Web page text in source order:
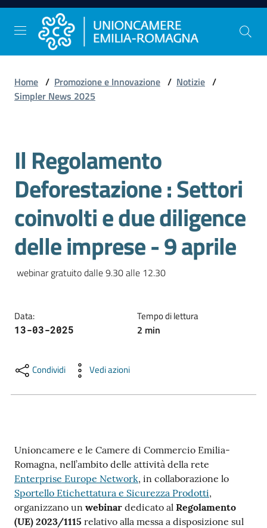
Vai al contenuto
Vai alla navigazione
Vai al footer
Comunicazione
Studi
e
Statistica
Orientamento
lavoro
Promozione
e
Chi
siamo
Home / Promozione e Innovazione / Notizie /
Simpler News 2025
Salta al contenuto
Il Regolamento
Deforestazione : Settori
coinvolti e due diligence
delle imprese - 9 aprile
webinar gratuito dalle 9.30 alle 12.30
Data:
13-03-2025
Tempo di lettura
2 min
Condividi Vedi azioni
Unioncamere e le Camere di Commercio Emilia-
Romagna, nell’ambito delle attività della rete
Enterprise Europe Network, in collaborazione lo
Sportello Etichettatura e Sicurezza Prodotti,
organizzano un webinar dedicato al Regolamento
(UE) 2023/1115 relativo alla messa a disposizione sul